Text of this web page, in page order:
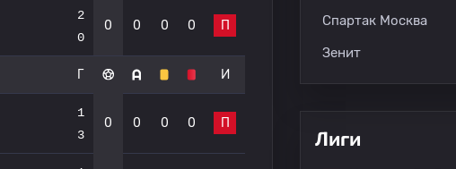
2
0
0 0 0 0 П
Г И
1
3
0 0 0 0 П
Спартак Москва
Зенит
Лиги